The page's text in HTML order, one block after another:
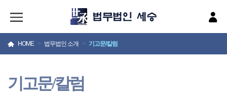
HOME > 법무법인 소개 > 기고문/칼럼
기고문/칼럼